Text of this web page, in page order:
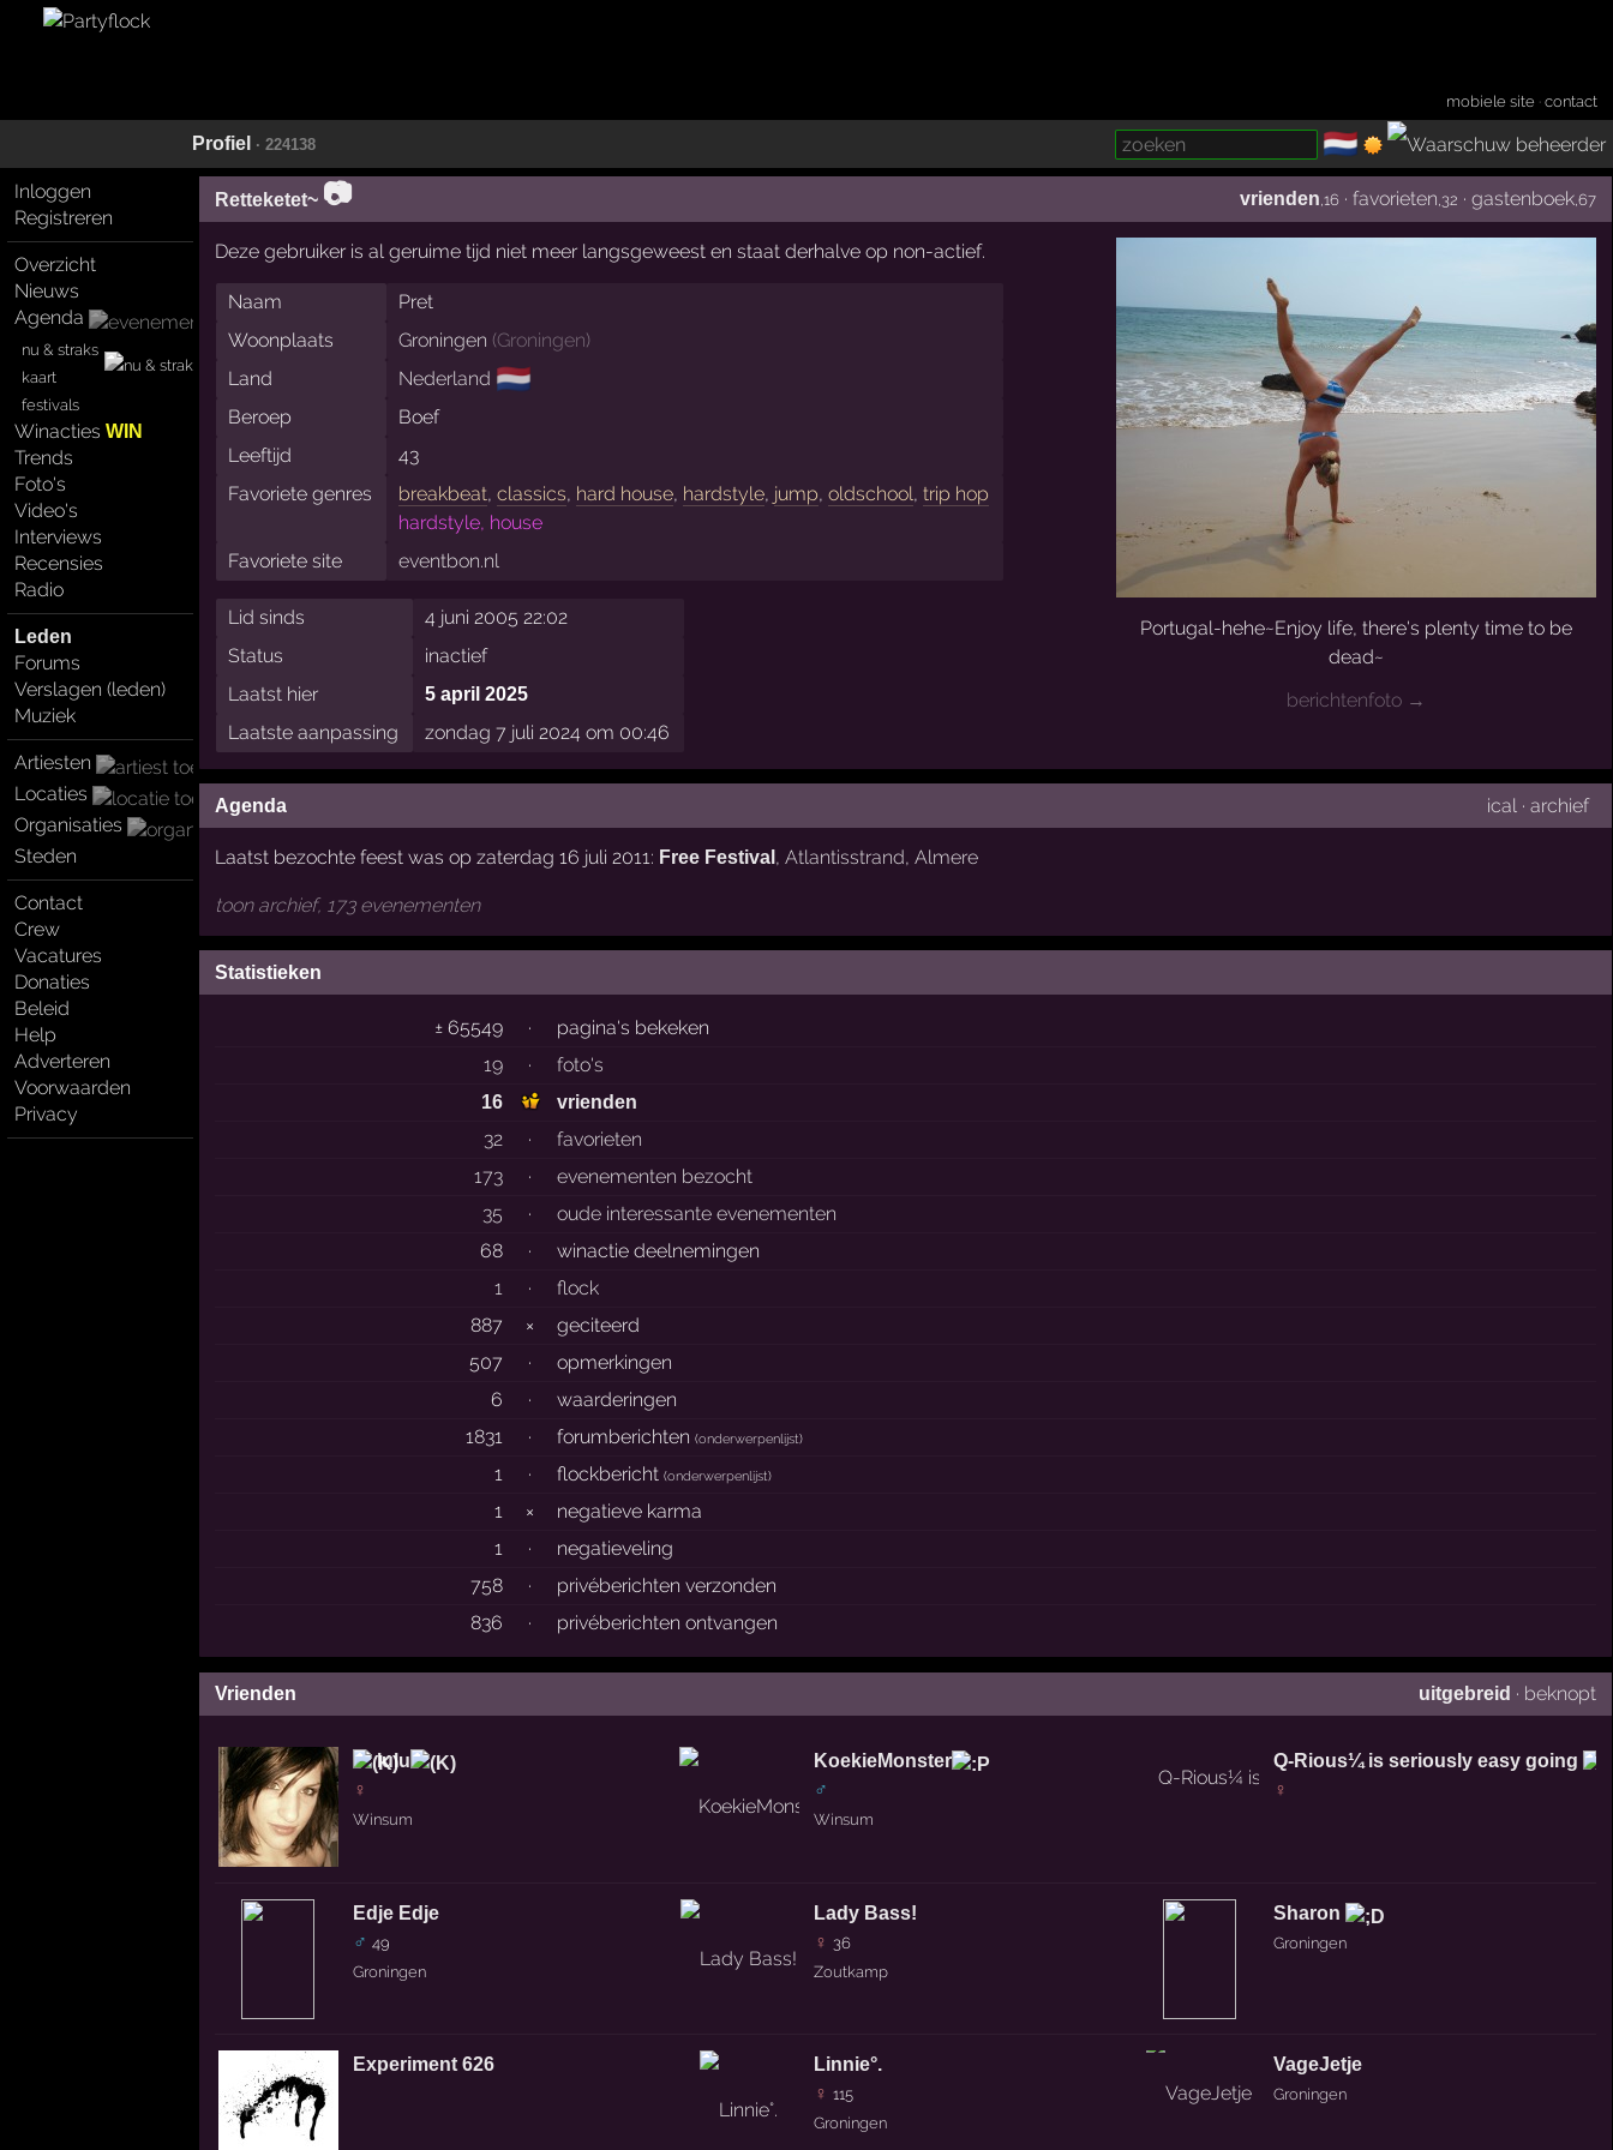
mobiele site ·contact
Profiel · 224138 🇳🇱
Inloggen
Registreren
Overzicht
Nieuws
Agenda
nu & straks
kaart
festivals
WinactiesWIN
Trends
Foto's
Video's
Interviews
Recensies
Radio
Leden
Forums
Verslagen (leden)
Muziek
Artiesten
Locaties
Organisaties
Steden
Contact
Crew
Vacatures
Donaties
Beleid
Help
Adverteren
Voorwaarden
Privacy
Retteketet~ 📷 vrienden ,16 ·favorieten ,32 ·gastenboek,67
Portugal-hehe~Enjoy life, there's plenty time to be
dead~
berichtenfoto →
Deze gebruiker is al geruime tijd niet meer langsgeweest en staat derhalve op non-actief.
Naam
Pret
Woonplaats
Groningen (Groningen)
Land
Nederland 🇳🇱
Beroep
Boef
Leeftijd
43
Favoriete genres
breakbeat,classics, hard house, hardstyle, jump,oldschool,trip hop
hardstyle, house
Favoriete site
eventbon.nl
Lid sinds
4 juni 2005 22:02
Status
inactief
Laatst hier
5 april 2025
Laatste aanpassing zondag 7 juli 2024 om 00:46
Agenda ical · archief
Laatst bezochte feest was op zaterdag 16 juli 2011: Free Festival , Atlantisstrand, Almere
toon archief, 173 evenementen
Statistieken
± 65549 ·
pagina's bekeken
19
· foto's
16 vrienden
32 ·
favorieten
173
·
evenementen bezocht
35
·
oude interessante evenementen
68
·
winactie deelnemingen
1
·
flock
887
×
geciteerd
507
·
opmerkingen
6
·
waarderingen
1831
· forumberichten(onderwerpenlijst)
1 · flockbericht(onderwerpenlijst)
1 ×
negatieve karma
1
·
negatieveling
758
·
privéberichten verzonden
836
· privéberichten ontvangen
Vrienden uitgebreid · beknopt
lulu
♀
Winsum
Edje Edje
♂ 49
Groningen
Experiment 626
KoekieMonster
♂
Winsum
Lady Bass!
♀ 36
Zoutkamp
Linnie°.
♀ 115
Groningen
Q-Rious¼ is seriously easy going
♀
Sharon
Groningen
VageJetje
Groningen